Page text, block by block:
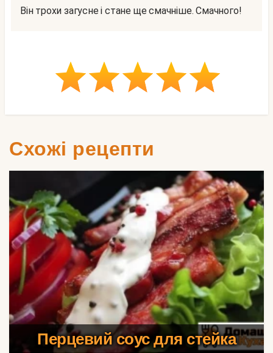
Він трохи загусне і стане ще смачніше. Смачного!
Схожі рецепти
Перцевий соус для стейка